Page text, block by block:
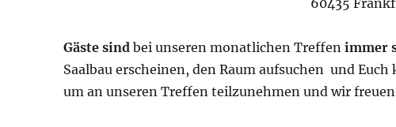
60435
Gäste sind bei unseren monatlichen Treffenimmer
Saalbau erscheinen, den Raum aufsuchen und
um an unseren Treffen teilzunehmen und wir